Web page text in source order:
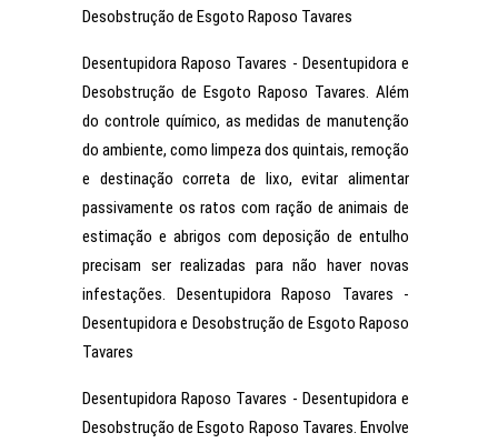
Desobstrução de Esgoto Raposo Tavares
Desentupidora Raposo Tavares - Desentupidora e
Desobstrução de Esgoto Raposo Tavares. Além
do controle químico, as medidas de manutenção
do ambiente, como limpeza dos quintais, remoção
e destinação correta de lixo, evitar alimentar
passivamente os ratos com ração de animais de
estimação e abrigos com deposição de entulho
precisam ser realizadas para não haver novas
infestações. Desentupidora Raposo Tavares -
Desentupidora e Desobstrução de Esgoto Raposo
Tavares
Desentupidora Raposo Tavares - Desentupidora e
Desobstrução de Esgoto Raposo Tavares. Envolve